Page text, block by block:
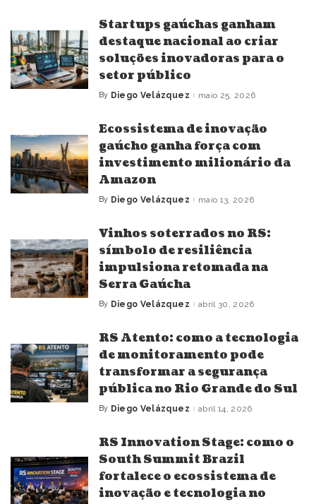
Startups gaúchas ganham
destaque nacional ao criar
soluções inovadoras para o
setor público
Posted
By Diego Velázquez maio 25, 2026
Ecossistema de inovação
gaúcho ganha força com
investimento milionário da
Amazon
Posted
By Diego Velázquez maio 13, 2026
Vinhos soterrados no RS:
símbolo de resiliência
impulsiona retomada na
Serra Gaúcha
Posted
By Diego Velázquez abril 30, 2026
RS Atento: como a tecnologia
de monitoramento pode
transformar a segurança
pública no Rio Grande do Sul
Posted
By Diego Velázquez abril 14, 2026
RS Innovation Stage: como o
South Summit Brazil
fortalece o ecossistema de
inovação e tecnologia no